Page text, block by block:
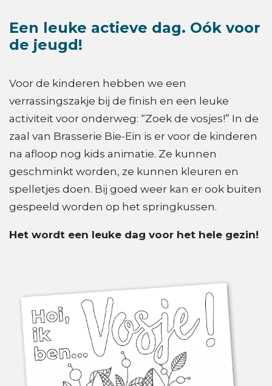
Een leuke actieve dag. Oók voor
de jeugd!
Voor de kinderen hebben we een
verrassingszakje bij de finish en een leuke
activiteit voor onderweg: “Zoek de vosjes!” In de
zaal van Brasserie Bie-Ein is er voor de kinderen
na afloop nog kids animatie. Ze kunnen
geschminkt worden, ze kunnen kleuren en
spelletjes doen. Bij goed weer kan er ook buiten
gespeeld worden op het springkussen.
Het wordt een leuke dag voor het hele gezin!